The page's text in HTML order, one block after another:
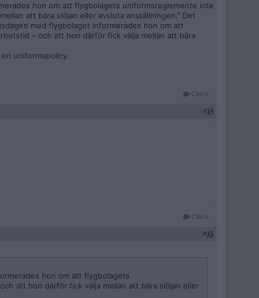
hon om att flygbolagets uniformsreglemente inte
att bära slöjan eller avsluta anställningen.” Det
med flygbolaget informerades hon om att
– och att hon därför fick välja mellan att bära
uniformspolicy.
Citera
#14
Citera
#15
hon om att flygbolagets
att hon därför fick välja mellan att bära slöjan eller